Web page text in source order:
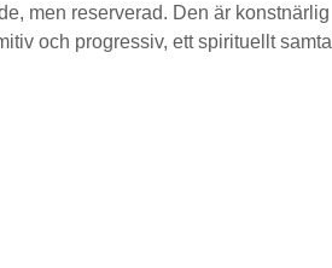
men reserverad. Den är konstnärlig
och progressiv, ett spirituellt samtal